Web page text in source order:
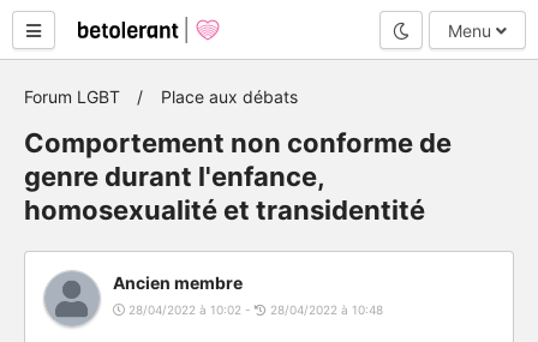
Mode nuit
Menu
Forum LGBT Place aux débats
Comportement non conforme de
genre durant l'enfance,
homosexualité et transidentité
Ancien membre
28/04/2022 à 10:02 - 28/04/2022 à 10:48